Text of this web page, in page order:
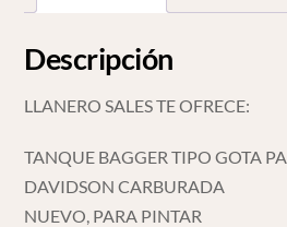
Descripción
LLANERO SALES TE OFRECE:
TANQUE BAGGER TIPO GOTA
DAVIDSON CARBURADA
NUEVO, PARA PINTAR